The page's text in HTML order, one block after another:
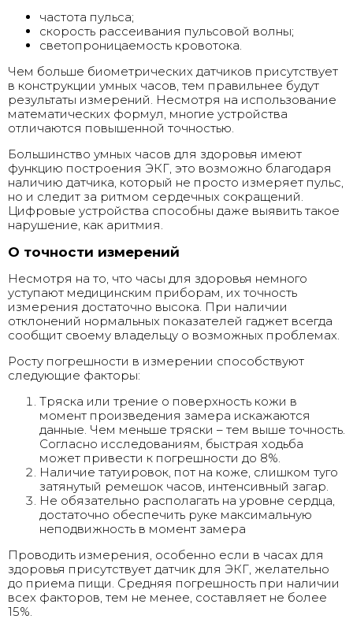
частота пульса;
скорость рассеивания пульсовой волны;
светопроницаемость кровотока.
Чем больше биометрических датчиков присутствует
в конструкции умных часов, тем правильнее будут
результаты измерений. Несмотря на использование
математических формул, многие устройства
отличаются повышенной точностью.
Большинство умных часов для здоровья имеют
функцию построения ЭКГ, это возможно благодаря
наличию датчика, который не просто измеряет пульс,
но и следит за ритмом сердечных сокращений.
Цифровые устройства способны даже выявить такое
нарушение, как аритмия.
О точности измерений
Несмотря на то, что часы для здоровья немного
уступают медицинским приборам, их точность
измерения достаточно высока. При наличии
отклонений нормальных показателей гаджет всегда
сообщит своему владельцу о возможных проблемах.
Росту погрешности в измерении способствуют
следующие факторы:
Тряска или трение о поверхность кожи в
момент произведения замера искажаются
данные. Чем меньше тряски – тем выше точность.
Согласно исследованиям, быстрая ходьба
может привести к погрешности до 8%.
Наличие татуировок, пот на коже, слишком туго
затянутый ремешок часов, интенсивный загар.
Не обязательно располагать на уровне сердца,
достаточно обеспечить руке максимальную
неподвижность в момент замера
Проводить измерения, особенно если в часах для
здоровья присутствует датчик для ЭКГ, желательно
до приема пищи. Средняя погрешность при наличии
всех факторов, тем не менее, составляет не более
15%.